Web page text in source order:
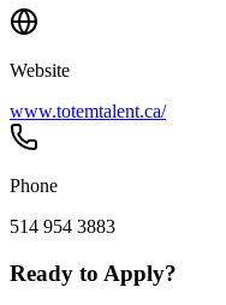
Website
www.totemtalent.ca/
Phone
514 954 3883
Ready to Apply?